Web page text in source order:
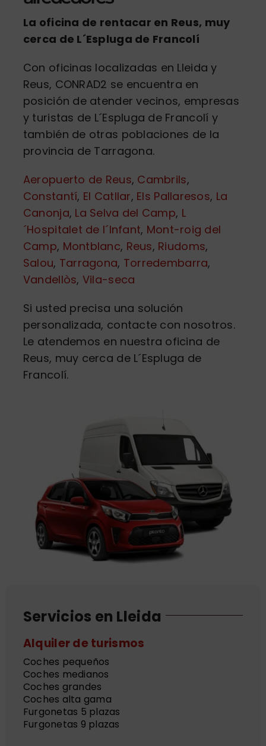
La oficina de rentacar en Reus, muy
cerca de L´Espluga de Francolí
Con oficinas localizadas en Lleida y
Reus, CONRAD2 se encuentra en
posición de atender vecinos, empresas
y turistas de L´Espluga de Francolí y
también de otras poblaciones de la
provincia de Tarragona.
Aeropuerto de Reus, Cambrils,
Constantí, El Catllar, Els Pallaresos, La
Canonja, La Selva del Camp, L
´Hospitalet de l´Infant, Mont-roig del
Camp, Montblanc, Reus, Riudoms,
Salou, Tarragona, Torredembarra,
Vandellòs, Vila-seca
Si usted precisa una solución
personalizada, contacte con nosotros.
Le atendemos en nuestra oficina de
Reus, muy cerca de L´Espluga de
Francolí.
Servicios en Lleida
Alquiler de turismos
Coches pequeños
Coches medianos
Coches grandes
Coches alta gama
Furgonetas 5 plazas
Furgonetas 9 plazas